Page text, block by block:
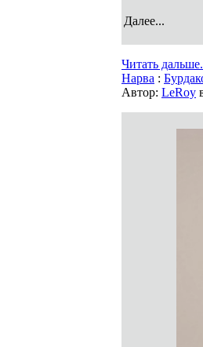
Далее...
Читать
Нарва :
Автор: LeRoy